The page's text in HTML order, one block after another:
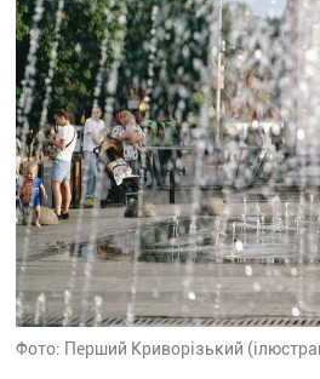
Фото: Перший Криворізький